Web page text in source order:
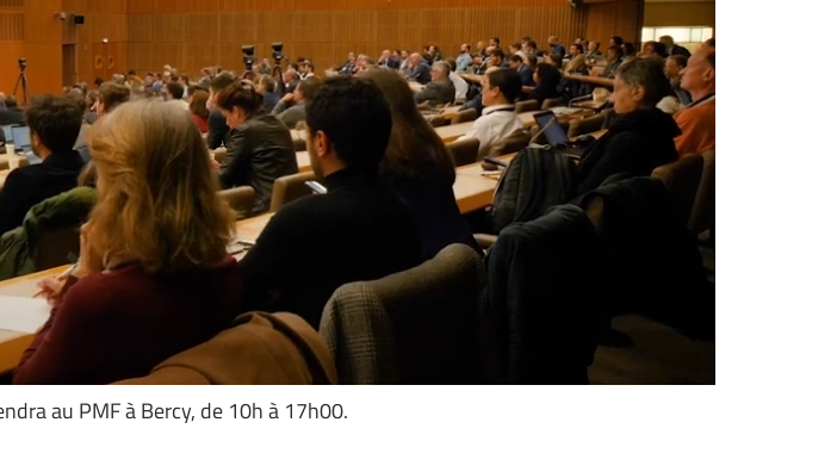
au PMF à Bercy, de 10h à 17h00.